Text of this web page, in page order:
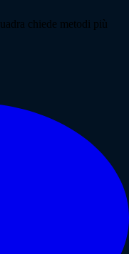
chiede metodi più